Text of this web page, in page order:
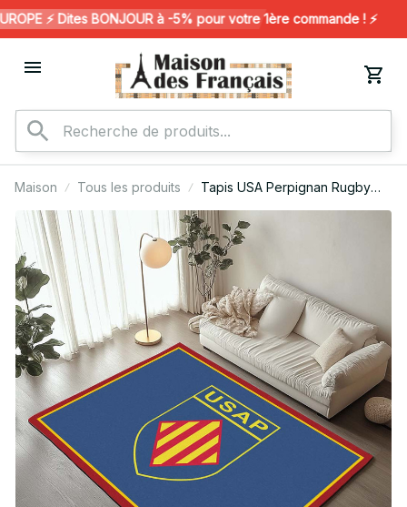
⚡️ Dites BONJOUR à -5% pour votre 1ère commande ! ⚡️
Maison Tous les produits
Tapis USA Perpignan Rugby
Club 15